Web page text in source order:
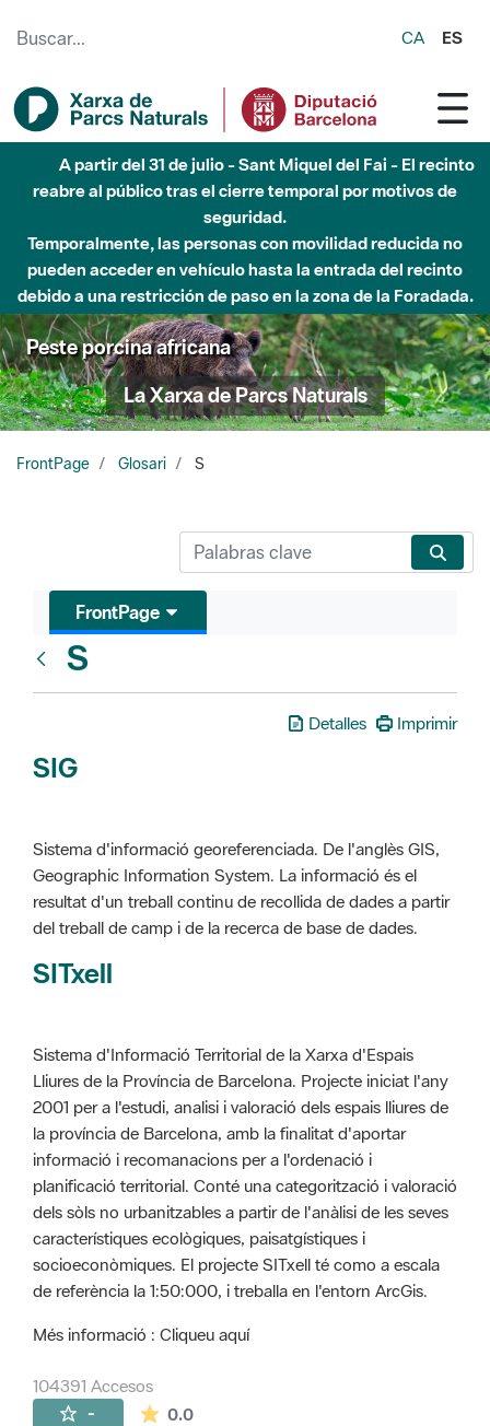
CA ES
A partir del 31 de julio - Sant Miquel del Fai - El recinto
reabre al público tras el cierre temporal por motivos de
seguridad.
Temporalmente, las personas con movilidad reducida no
pueden acceder en vehículo hasta la entrada del recinto
debido a una restricción de paso en la zona de la Foradada.
Peste porcina africana
La Xarxa de Parcs Naturals
FrontPage Glosari S
FrontPage
S
Detalles Imprimir
SIG
Sistema d'informació georeferenciada. De l'anglès GIS,
Geographic Information System. La informació és el
resultat d'un treball continu de recollida de dades a partir
del treball de camp i de la recerca de base de dades.
SITxell
Sistema d'Informació Territorial de la Xarxa d'Espais
Lliures de la Província de Barcelona. Projecte iniciat l'any
2001 per a l'estudi, analisi i valoració dels espais lliures de
la província de Barcelona, amb la finalitat d'aportar
informació i recomanacions per a l'ordenació i
planificació territorial. Conté una categorització i valoració
dels sòls no urbanitzables a partir de l'anàlisi de les seves
característiques ecològiques, paisatgístiques i
socioeconòmiques. El projecte SITxell té como a escala
de referència la 1:50:000, i treballa en l'entorn ArcGis.
Més informació : Cliqueu aquí
104391 Accesos
- 0.0La valoración media es de 0 estrellas de